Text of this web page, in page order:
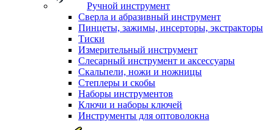
Ручной инструмент
Сверла и абразивный инструмент
Пинцеты, зажимы, инсерторы, экстракторы
Тиски
Измерительный инструмент
Слесарный инструмент и аксессуары
Скальпели, ножи и ножницы
Степлеры и скобы
Наборы инструментов
Ключи и наборы ключей
Инструменты для оптоволокна